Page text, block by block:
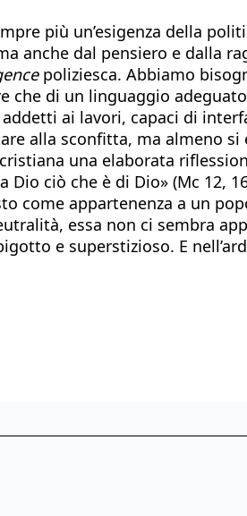
più un’esigenza della
anche dal pensiero e dalla
poliziesca. Abbiamo
di un linguaggio
ai lavori, capaci di
alla sconfitta, ma almeno
una elaborata
ciò che è di Dio» (Mc 12,
come appartenenza a un
essa non ci sembra
e superstizioso. E